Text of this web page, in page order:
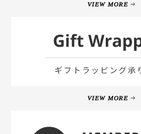
VIEW MORE
VIEW MORE